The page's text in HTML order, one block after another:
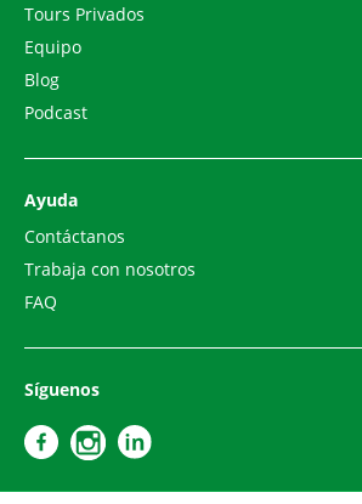
Tours Privados
Equipo
Blog
Podcast
Ayuda
Contáctanos
Trabaja con nosotros
FAQ
Síguenos